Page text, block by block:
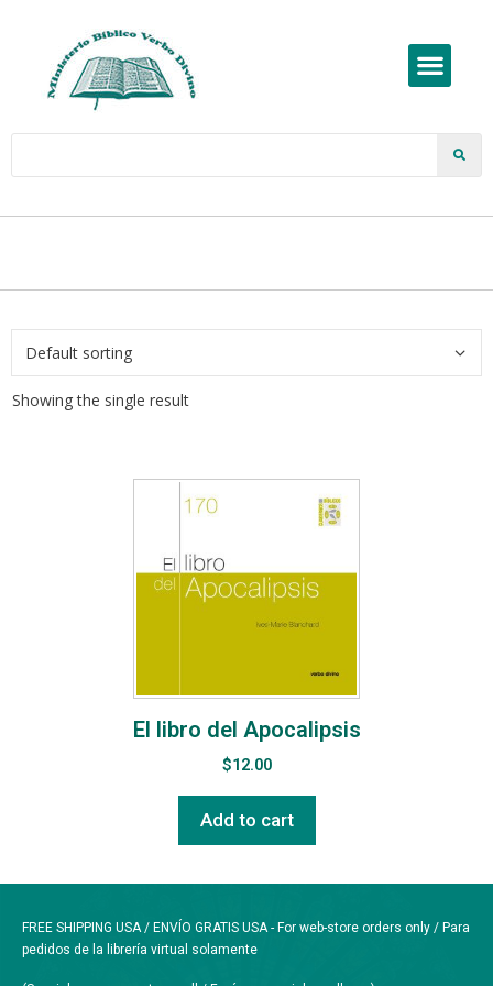
Showing the single result
El libro del Apocalipsis
$12.00
Add to cart
FREE SHIPPING USA / ENVÍO GRATIS USA - For web-store orders only / Para
pedidos de la librería virtual solamente